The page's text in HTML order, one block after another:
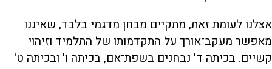
אצלנו לעומת זאת, מתקיים מבחן מדגמי בלבד, שאיננו
מאפשר מעקב־אורך על התקדמותו של התלמיד וזיהוי
קשיים. בכיתה ד' נבחנים בשפת־אם, בכיתה ו' ובכיתה ט'